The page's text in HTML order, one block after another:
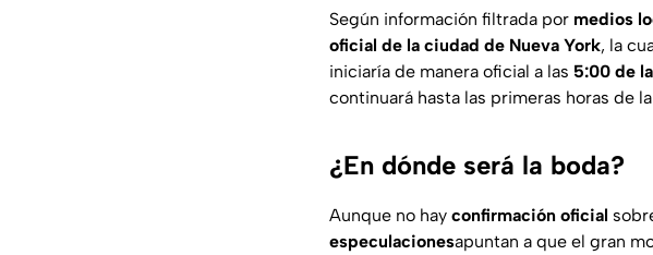
Según información filtrada por medios
oficial de la ciudad de Nueva York, la
iniciaría de manera oficial a las 5:00 de
continuará hasta las primeras horas de
¿En dónde será la boda?
Aunque no hay confirmación oficial
especulacionesapuntan a que el gran